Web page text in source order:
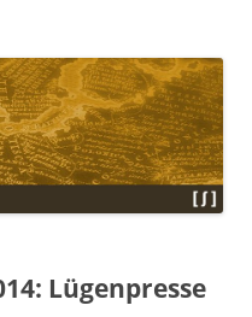
Lügenpresse